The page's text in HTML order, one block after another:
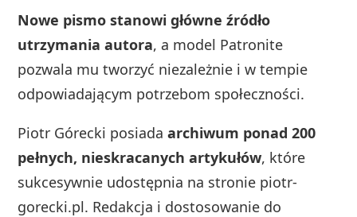
Nowe pismo stanowi główne źródło
utrzymania autora, a model Patronite
pozwala mu tworzyć niezależnie i w tempie
odpowiadającym potrzebom społeczności.
Piotr Górecki posiadaarchiwum ponad 200
pełnych, nieskracanych artykułów, które
sukcesywnie udostępnia na stronie piotr-
gorecki.pl. Redakcja i dostosowanie do